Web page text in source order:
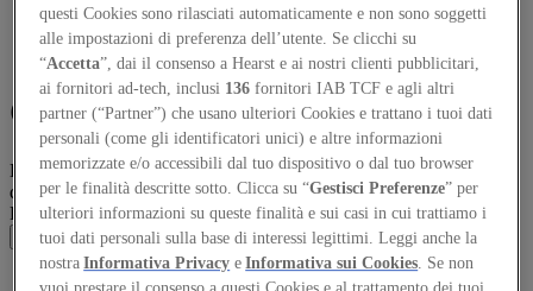
Home
Call
Lorem ipsum dolor sit amet consectetur adipisicing elit. Quisquam,
quos.
Project Image*
questi Cookies sono rilasciati automaticamente e non sono soggetti
alle impostazioni di preferenza dell’utente. Se clicchi su
“Accetta”, dai il consenso a Hearst e ai nostri clienti pubblicitari,
ai fornitori ad-tech, inclusi 136 fornitori IAB TCF e agli altri
partner (“Partner”) che usano ulteriori Cookies e trattano i tuoi dati
personali (come gli identificatori unici) e altre informazioni
memorizzate e/o accessibili dal tuo dispositivo o dal tuo browser
per le finalità descritte sotto. Clicca su “Gestisci Preferenze” per
ulteriori informazioni su queste finalità e sui casi in cui trattiamo i
tuoi dati personali sulla base di interessi legittimi. Leggi anche la
nostraInformativa Privacy eInformativa sui Cookies. Se non